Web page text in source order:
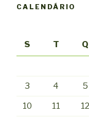
CALENDÁRIO
S
T Q
3 4 5
10 11 12